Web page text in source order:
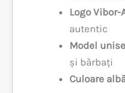
Logo Vibor-
autentic
Model
și bărbați
Culoare